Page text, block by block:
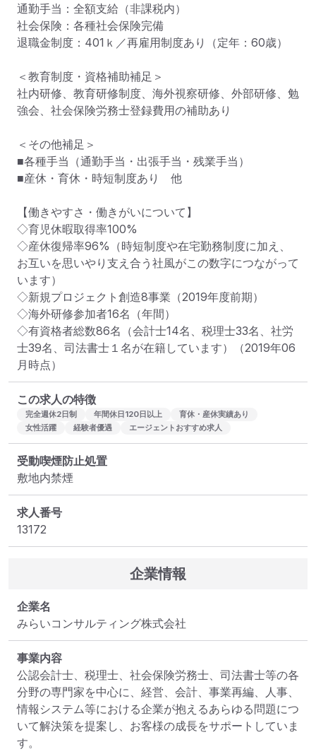
通勤手当：全額支給（非課税内）
社会保険：各種社会保険完備
退職金制度：401ｋ／再雇用制度あり（定年：60歳）
＜教育制度・資格補助補足＞
社内研修、教育研修制度、海外視察研修、外部研修、勉
強会、社会保険労務士登録費用の補助あり
＜その他補足＞
■各種手当（通勤手当・出張手当・残業手当）
■産休・育休・時短制度あり　他
【働きやすさ・働きがいについて】
◇育児休暇取得率100%
◇産休復帰率96%（時短制度や在宅勤務制度に加え、
お互いを思いやり支え合う社風がこの数字につながって
います）
◇新規プロジェクト創造8事業（2019年度前期）
◇海外研修参加者16名（年間）
◇有資格者総数86名（会計士14名、税理士33名、社労
士39名、司法書士１名が在籍しています）（2019年06
月時点）
この求人の特徴
完全週休2日制 年間休日120日以上
育休・産休実績あり
女性活躍
経験者優遇 エージェントおすすめ求人
受動喫煙防止処置
敷地内禁煙
求人番号
13172
企業情報
企業名
みらいコンサルティング株式会社
事業内容
公認会計士、税理士、社会保険労務士、司法書士等の各
分野の専門家を中心に、経営、会計、事業再編、人事、
情報システム等における企業が抱えるあらゆる問題につ
いて解決策を提案し、お客様の成長をサポートしていま
す。